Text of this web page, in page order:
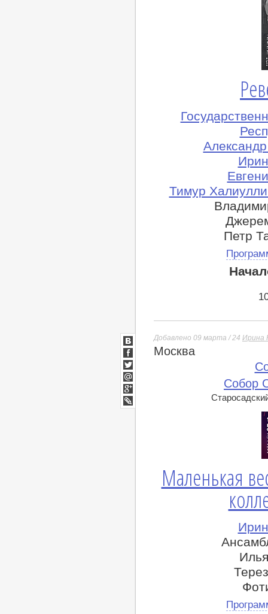
Тимур
Петр
Добавлено 09 марта / 24 Ирина
Москва
Собор
Маленькая
ВКонтакте
Facebook
Twitter
Мой
Мир
Google+
lj